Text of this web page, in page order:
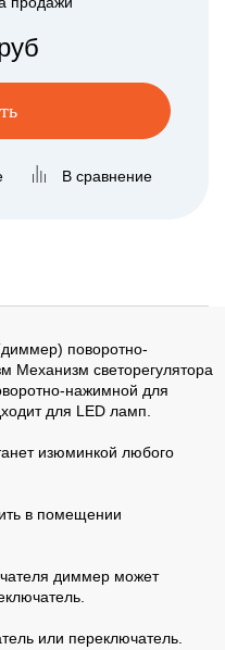
В сравнение
поворотно-
Механизм светорегулятора
нажимной для
для LED ламп.
изюминкой любого
в помещении
диммер может
или переключатель.